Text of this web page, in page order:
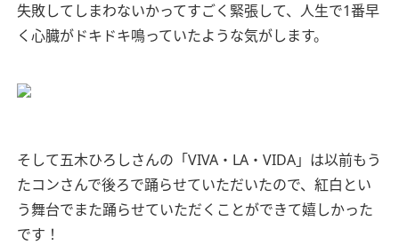
失敗してしまわないかってすごく緊張して、人生で1番早
く心臓がドキドキ鳴っていたような気がします。
そして五木ひろしさんの「VIVA・LA・VIDA」は以前もう
たコンさんで後ろで踊らせていただいたので、紅白とい
う舞台でまた踊らせていただくことができて嬉しかった
です！